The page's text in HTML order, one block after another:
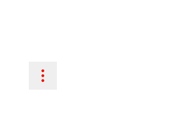
Controls de recursos